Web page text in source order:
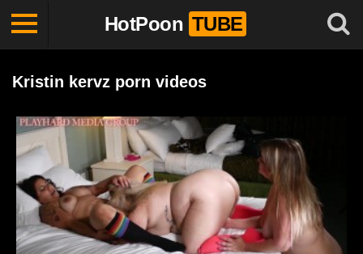
HotPoon TUBE
Kristin kervz porn videos